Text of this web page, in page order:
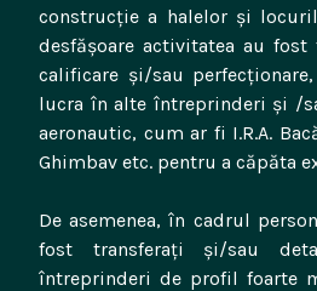
construcţie a halelor şi
desfăşoare activitatea au
calificare şi/sau
lucra în alte întreprinderi şi /
aeronautic, cum ar fi I.R.A.
Ghimbav etc. pentru a căpăta
De asemenea, în cadrul
fost transferaţi şi/sau
întreprinderi de profil foarte